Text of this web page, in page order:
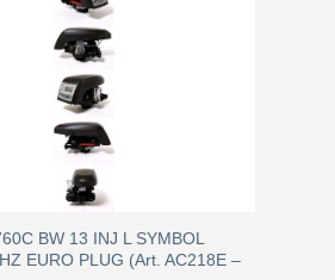
BW 13 INJ L SYMBOL
EURO PLUG (Art. AC218E –